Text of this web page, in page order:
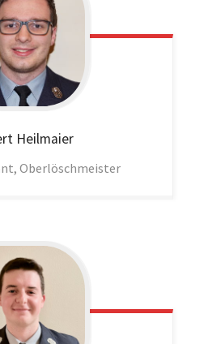
Heilmaier
Oberlöschmeister